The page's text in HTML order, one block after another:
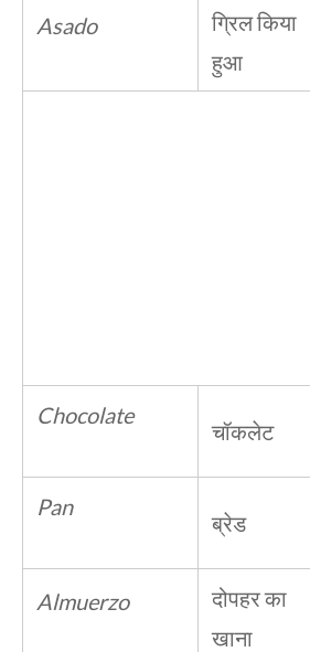
Asado
ग्रिल किया
हुआ
Chocolate
चॉकलेट
Pan
ब्रेड
Almuerzo
दोपहर का
खाना